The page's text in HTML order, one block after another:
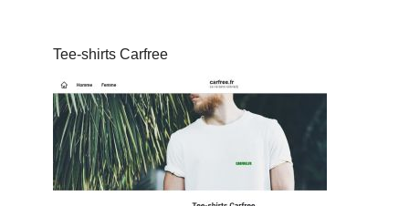
Tee-shirts Carfree